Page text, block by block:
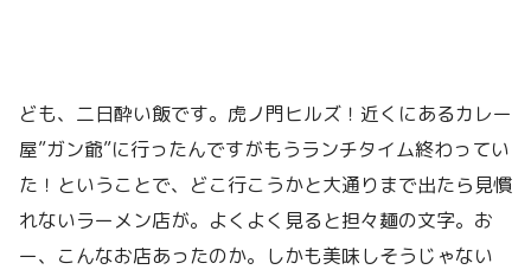
ども、二日酔い飯です。虎ノ門ヒルズ！近くにあるカレー
屋”ガン爺”に行ったんですがもうランチタイム終わってい
た！ということで、どこ行こうかと大通りまで出たら見慣
れないラーメン店が。よくよく見ると担々麺の文字。お
ー、こんなお店あったのか。しかも美味しそうじゃない